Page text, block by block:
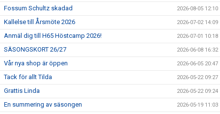
IDROTTSFÖRSÄKRINGAR
Fossum Schultz skadad 2026-08-05 12:10
Kallelse till Årsmöte 2026 2026-07-02 14:09
Anmäl dig till H65 Höstcamp 2026! 2026-07-01 10:18
SÄSONGSKORT 26/27 2026-06-08 16:32
Vår nya shop är öppen 2026-06-05 20:47
Tack för allt Tilda 2026-05-22 09:27
Grattis Linda 2026-05-22 09:24
En summering av säsongen 2026-05-19 11:03